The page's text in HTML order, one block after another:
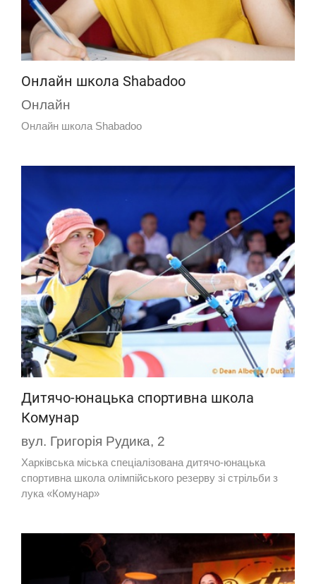
Онлайн школа Shabadoo
Онлайн
Онлайн школа Shabadoo
Дитячо-юнацька спортивна школа
Комунар
вул. Григорія Рудика, 2
Харківська міська спеціалізована дитячо-юнацька
спортивна школа олімпійського резерву зі стрільби з
лука «Комунар»